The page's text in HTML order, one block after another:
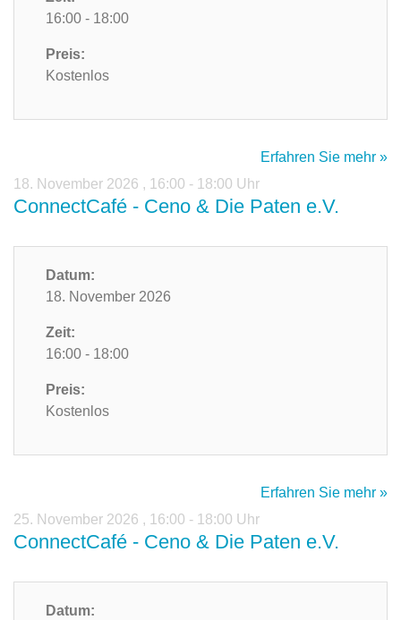
16:00 - 18:00
Preis:
Kostenlos
Erfahren Sie mehr »
18. November 2026 , 16:00 - 18:00 Uhr
ConnectCafé - Ceno & Die Paten e.V.
Datum:
18. November 2026
Zeit:
16:00 - 18:00
Preis:
Kostenlos
Erfahren Sie mehr »
25. November 2026 , 16:00 - 18:00 Uhr
ConnectCafé - Ceno & Die Paten e.V.
Datum: